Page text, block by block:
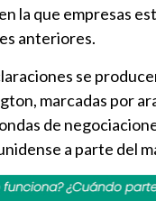
la que empresas
anteriores.
se
marcadas por
de
a parte del